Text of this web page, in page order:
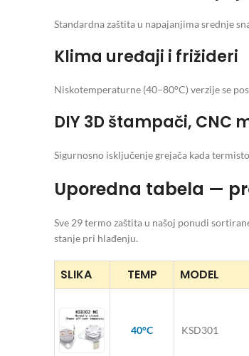
Standardna zaštita u napajanjima srednje
Klima uređaji i frižideri
Niskotemperaturne (40–80°C) verzije se
DIY 3D štampači, CNC
Sigurnosno isključenje grejača kada
Uporedna tabela —
Sve 29 termo zaštita u našoj ponudi
stanje pri hlađenju.
SLIKA TEMP MODEL
40°C KSD301